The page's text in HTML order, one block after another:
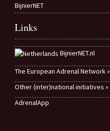
BijnierNET
Links
BijnierNET.nl
The European Adrenal Network »
Other (inter)national initiatives »
AdrenalApp